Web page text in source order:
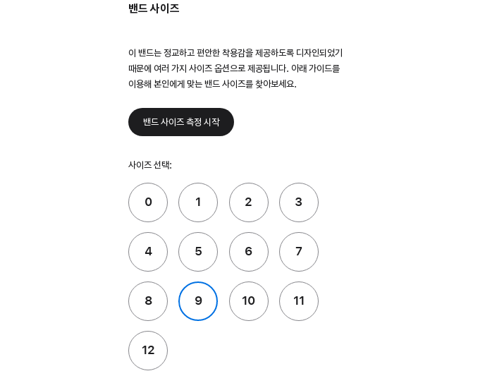
밴드 사이즈
이 밴드는 정교하고 편안한 착용감을 제공하도록 디자인되었기
때문에 여러 가지 사이즈 옵션으로 제공됩니다. 아래 가이드를
이용해 본인에게 맞는 밴드 사이즈를 찾아보세요.
밴드 사이즈 측정 시작
사이즈 선택:
0 1 2 3
4 5 6 7
8 9 10 11
12